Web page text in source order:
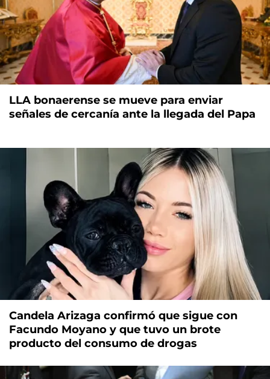
LLA bonaerense se mueve para enviar
señales de cercanía ante la llegada del Papa
Candela Arizaga confirmó que sigue con
Facundo Moyano y que tuvo un brote
producto del consumo de drogas